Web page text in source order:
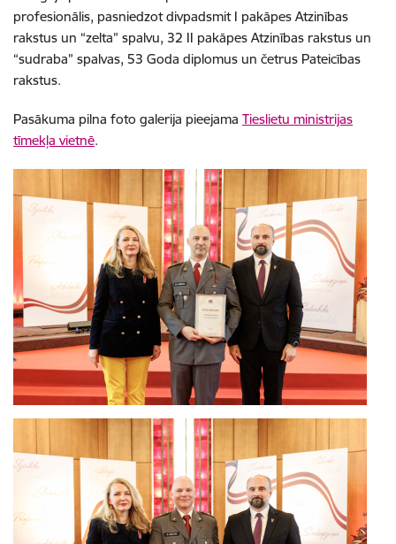
profesionālis, pasniedzot divpadsmit I pakāpes Atzinības
rakstus un “zelta” spalvu, 32 II pakāpes Atzinības rakstus un
“sudraba” spalvas, 53 Goda diplomus un četrus Pateicības
rakstus.
Pasākuma pilna foto galerija pieejama Tieslietu ministrijas
tīmekļa vietnē.